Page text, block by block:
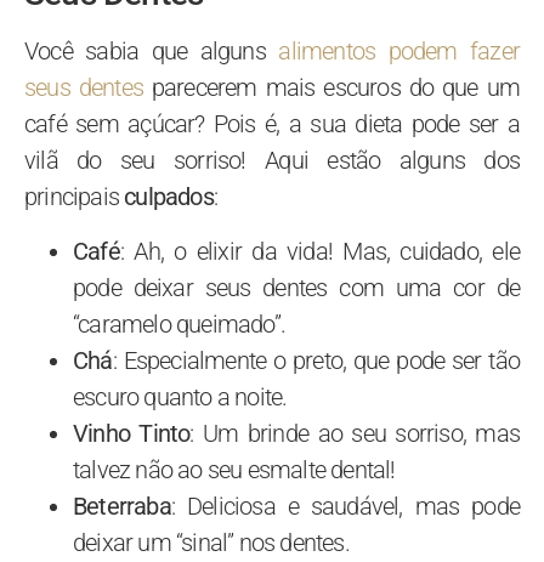
Você sabia que alguns alimentos podem fazer
seus dentesparecerem mais escuros do que um
café sem açúcar? Pois é, a sua dieta pode ser a
vilã do seu sorriso! Aqui estão alguns dos
principais culpados:
Café: Ah, o elixir da vida! Mas, cuidado, ele
pode deixar seus dentes com uma cor de
“caramelo queimado”.
Chá: Especialmente o preto, que pode ser tão
escuro quanto a noite.
Vinho Tinto: Um brinde ao seu sorriso, mas
talvez não ao seu esmalte dental!
Beterraba: Deliciosa e saudável, mas pode
deixar um “sinal” nos dentes.